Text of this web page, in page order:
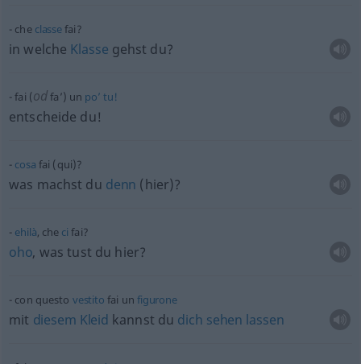
che classefai?
in welche Klasse gehst du?
fai (odfa’) un po’ tu!
entscheide du!
cosa fai (qui)?
was machst du denn (hier)?
ehilà, che ci fai?
oho, was tust du hier?
con questo vestito fai un figurone
mit diesem Kleid kannst du dich sehen lassen